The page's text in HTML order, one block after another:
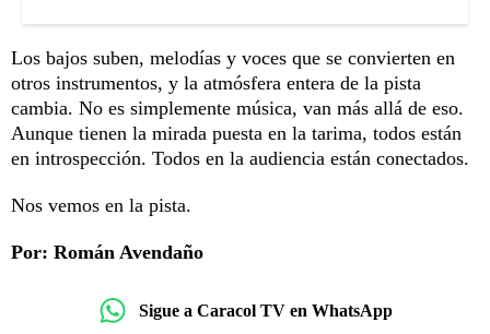
Los bajos suben, melodías y voces que se convierten en
otros instrumentos, y la atmósfera entera de la pista
cambia. No es simplemente música, van más allá de eso.
Aunque tienen la mirada puesta en la tarima, todos están
en introspección. Todos en la audiencia están conectados.
Nos vemos en la pista.
Por: Román Avendaño
Sigue a Caracol TV en WhatsApp